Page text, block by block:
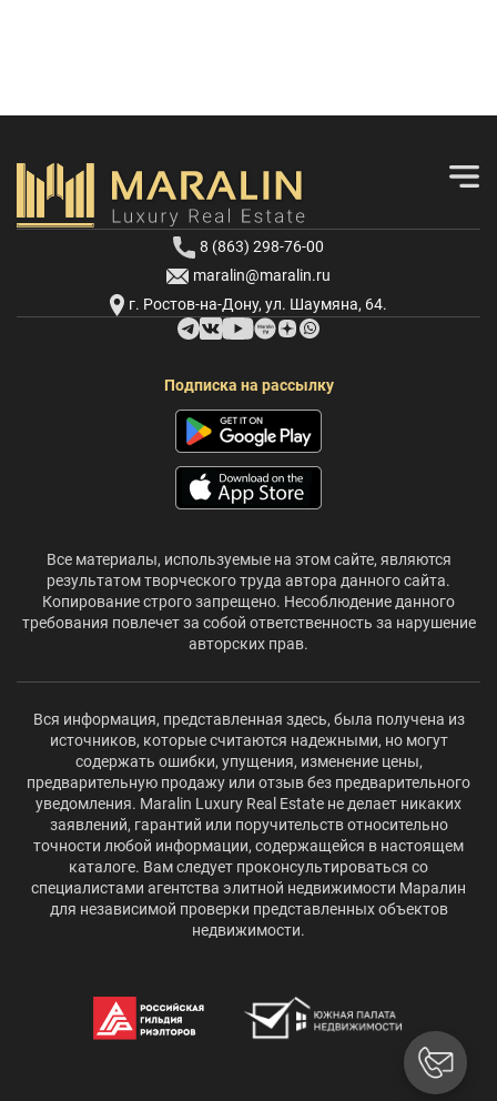
8 (863) 298-76-00
maralin@maralin.ru
г. Ростов-на-Дону, ул. Шаумяна, 64.
Подписка на рассылку
Все материалы, используемые на этом сайте, являются
результатом творческого труда автора данного сайта.
Копирование строго запрещено. Несоблюдение данного
требования повлечет за собой ответственность за нарушение
авторских прав.
Вся информация, представленная здесь, была получена из
источников, которые считаются надежными, но могут
содержать ошибки, упущения, изменение цены,
предварительную продажу или отзыв без предварительного
уведомления. Maralin Luxury Real Estate не делает никаких
заявлений, гарантий или поручительств относительно
точности любой информации, содержащейся в настоящем
каталоге. Вам следует проконсультироваться со
специалистами агентства элитной недвижимости Маралин
для независимой проверки представленных объектов
недвижимости.